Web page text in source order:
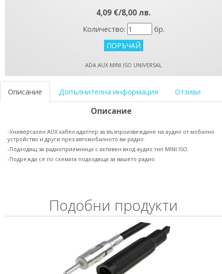
4,09 €/8,00 лв.
Количество: бр.
ADA AUX MINI ISO UNIVERSAL
Описание Допълнителна информация Отзиви
Описание
-Универсален AUX кабел адаптер за възпроизвеждане на аудио от мобилно
устройство и други през автомобилното ви радио.
-Подходящ за радиоприемници с активен вход аудио тип MINI ISO.
-Подрежда се по схемата подходяща за вашето радио.
Подобни продукти